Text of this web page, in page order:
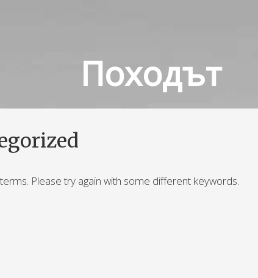
Походът
Please try again with some different keywords.